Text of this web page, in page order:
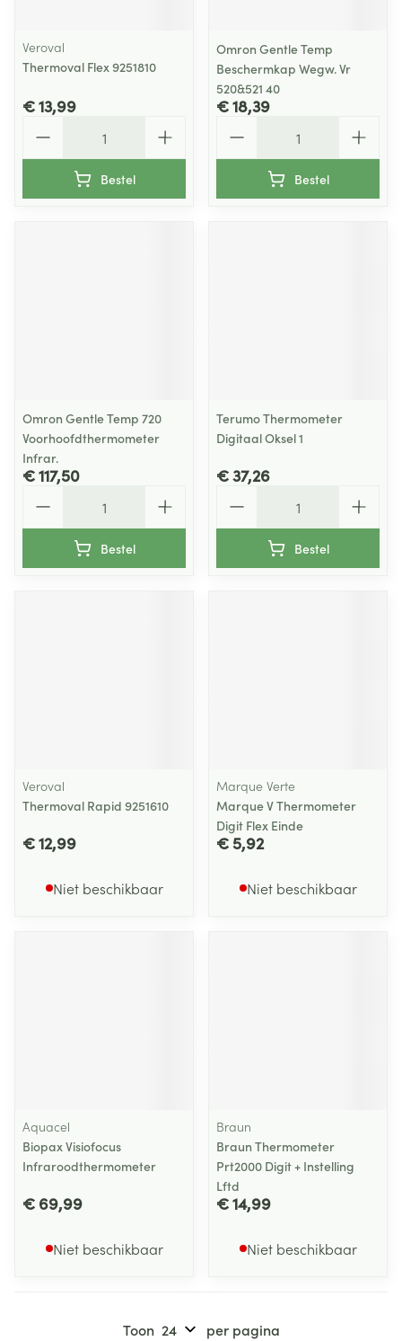
Veroval
Thermoval Flex 9251810
€ 13,99
Bestel
Omron Gentle Temp
Beschermkap Wegw. Vr
520&521 40
€ 18,39
Bestel
Omron Gentle Temp 720
Voorhoofdthermometer
Infrar.
€ 117,50
Bestel
Terumo Thermometer
Digitaal Oksel 1
€ 37,26
Bestel
Veroval
Thermoval Rapid 9251610
€ 12,99
Niet beschikbaar
Marque Verte
Marque V Thermometer
Digit Flex Einde
€ 5,92
Niet beschikbaar
Aquacel
Biopax Visiofocus
Infraroodthermometer
€ 69,99
Niet beschikbaar
Braun
Braun Thermometer
Prt2000 Digit + Instelling
Lftd
€ 14,99
Niet beschikbaar
Toon per pagina